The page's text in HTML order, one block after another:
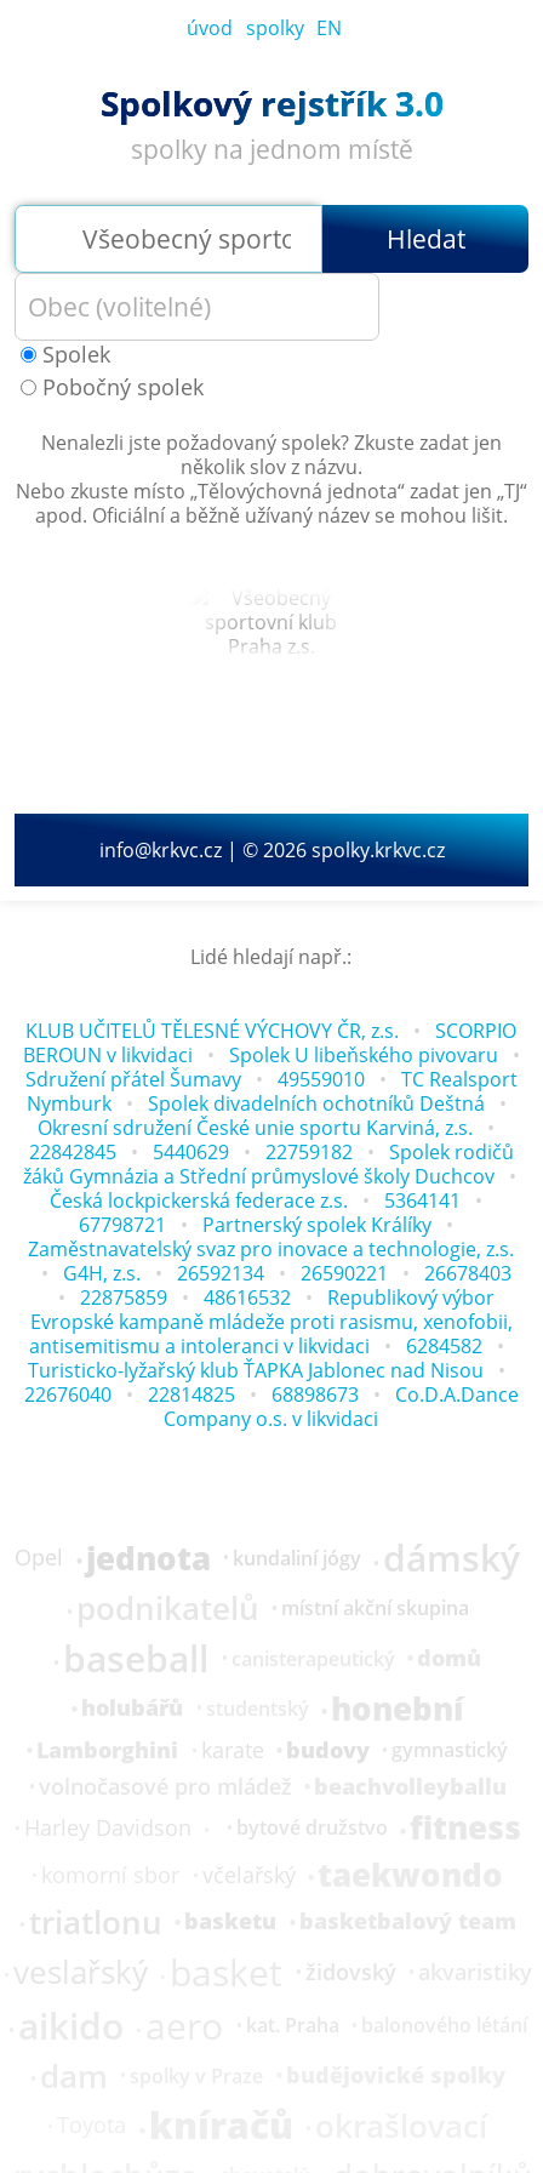
úvod spolky EN
Spolkový rejstřík 3.0
spolky na jednom místě
Hledat
Spolek
Pobočný spolek
Nenalezli jste požadovaný spolek? Zkuste zadat jen
několik slov z názvu.
Nebo zkuste místo „Tělovýchovná jednota“ zadat jen „TJ“
apod. Oficiální a běžně užívaný název se mohou lišit.
info@krkvc.cz | © 2026 spolky.krkvc.cz
Lidé hledají např.:
KLUB UČITELŮ TĚLESNÉ VÝCHOVY ČR, z.s.
SCORPIO
BEROUN v likvidaci
Spolek U libeňského pivovaru
Sdružení přátel Šumavy
49559010
TC Realsport
Nymburk
Spolek divadelních ochotníků Deštná
Okresní sdružení České unie sportu Karviná, z.s.
22842845
5440629 22759182
Spolek rodičů
žáků Gymnázia a Střední průmyslové školy Duchcov
Česká lockpickerská federace z.s.
5364141
67798721
Partnerský spolek Králíky
Zaměstnavatelský svaz pro inovace a technologie, z.s.
G4H, z.s.
26592134 26590221
26678403
22875859
48616532
Republikový výbor
Evropské kampaně mládeže proti rasismu, xenofobii,
antisemitismu a intoleranci v likvidaci
6284582
Turisticko-lyžařský klub ŤAPKA Jablonec nad Nisou
22676040
22814825 68898673
Co.D.A.Dance
Company o.s. v likvidaci
Opel jednota kundaliní jógy dámský
podnikatelů místní akční skupina
baseball canisterapeutický
domů
holubářů
honební
Lamborghini karate budovy gymnastický
volnočasové pro mládež
Harley Davidson
bytové družstvo fitness
komorní sbor včelařský
triatlonu
basketu
veslařský židovský
kat. Praha